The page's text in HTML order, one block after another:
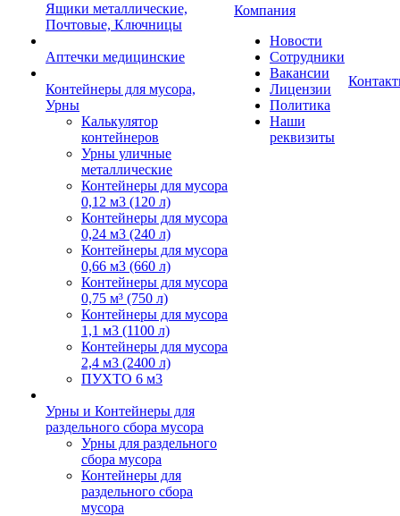
Ящики металлические,
Почтовые, Ключницы
Аптечки медицинские
Контейнеры для мусора,
Урны
Калькулятор
контейнеров
Урны уличные
металлические
Контейнеры для мусора
0,12 м3 (120 л)
Контейнеры для мусора
0,24 м3 (240 л)
Контейнеры для мусора
0,66 м3 (660 л)
Контейнеры для мусора
0,75 м³ (750 л)
Контейнеры для мусора
1,1 м3 (1100 л)
Контейнеры для мусора
2,4 м3 (2400 л)
ПУХТО 6 м3
Урны и Контейнеры для
раздельного сбора мусора
Урны для раздельного
сбора мусора
Контейнеры для
раздельного сбора
мусора
Компания
Новости
Сотрудники
Вакансии
Лицензии
Политика
Наши
реквизиты